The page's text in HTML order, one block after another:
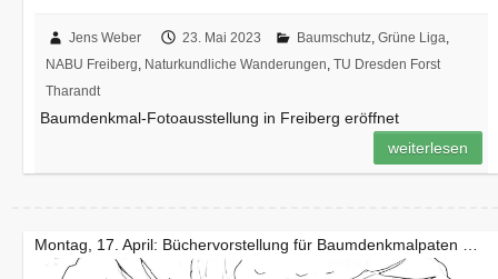
Jens Weber 23. Mai 2023 Baumschutz,Grüne Liga,
NABU Freiberg, Naturkundliche Wanderungen,TU Dresden Forst
Tharandt
Baumdenkmal-Fotoausstellung in Freiberg eröffnet
weiterlesen
Montag, 17. April: Büchervorstellung für Baumdenkmalpaten …